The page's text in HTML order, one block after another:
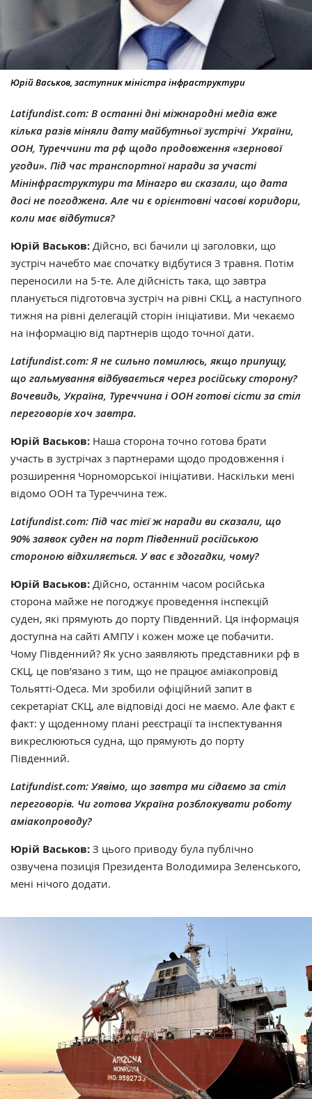
Юрій Васьков, заступник міністра інфраструктури
Latifundist.com: В останні дні міжнародні медіа вже
кілька разів міняли дату майбутньої зустрічі України,
ООН, Туреччини та рф щодо продовження«зернової
угоди». Під час транспортної наради за участі
Мінінфраструктури та Мінагро ви сказали, що дата
досі не погоджена. Але чи є орієнтовні часові коридори,
коли має відбутися?
Юрій Васьков: Дійсно, всі бачили ці заголовки, що
зустріч начебто має спочатку відбутися 3 травня. Потім
переносили на 5-те. Але дійсність така, що завтра
планується підготовча зустріч на рівні СКЦ, а наступного
тижня на рівні делегацій сторін ініціативи. Ми чекаємо
на інформацію від партнерів щодо точної дати.
Latifundist.com: Я не сильно помилюсь, якщо припущу,
що гальмування відбувається через російську сторону?
Вочевидь, Україна, Туреччина і ООН готові сісти за стіл
переговорів хоч завтра.
Юрій Васьков: Наша сторона точно готова брати
участь в зустрічах з партнерами щодо продовження і
розширення Чорноморської ініціативи. Наскільки мені
відомо ООН та Туреччина теж.
Latifundist.com: Під час тієї ж наради ви сказали, що
90% заявок суден на порт Південний російською
стороною відхиляється. У вас є здогадки, чому?
Юрій Васьков: Дійсно, останнім часом російська
сторона майже не погоджує проведення інспекцій
суден, які прямують до порту Південний. Ця інформація
доступна на сайті АМПУ і кожен може це побачити.
Чому Південний? Як усно заявляють представники рф в
СКЦ, це пов’язано з тим, що не працює аміакопровід
Тольятті-Одеса. Ми зробили офіційний запит в
секретаріат СКЦ, але відповіді досі не маємо. Але факт є
факт: у щоденному плані реєстрації та інспектування
викреслюються судна, що прямують до порту
Південний.
Latifundist.com: Уявімо, що завтра ми сідаємо за стіл
переговорів. Чи готова Україна розблокувати роботу
аміакопроводу?
Юрій Васьков: З цього приводу була публічно
озвучена позиція Президента Володимира Зеленського,
мені нічого додати.